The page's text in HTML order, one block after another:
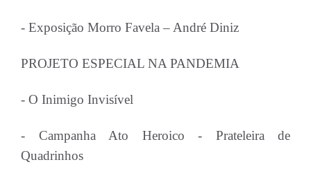
- Exposição Morro Favela – André Diniz
PROJETO ESPECIAL NA PANDEMIA
- O Inimigo Invisível
- Campanha Ato Heroico - Prateleira de
Quadrinhos